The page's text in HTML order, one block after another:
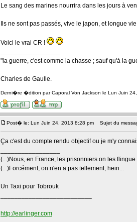
Le sang des marines nourrira dans les jours à
Ils ne sont pas passés, vive le japon, et longue
Voici le vrai CR !
"la guerre, c'est comme la chasse ; sauf qu'à la
Charles de Gaulle.
Derni�re �dition par Caporal Von Jackson le Lun Juin
Post� le: Lun Juin 24, 2013 8:28 pm Sujet du
Ça c'est du compte rendu objectif ou je m'y
(...)Nous, en France, les prisonniers on les flingue
(...)Forcément, on n'en a pas tellement, hein...
Un Taxi pour Tobrouk
http://earlinger.com